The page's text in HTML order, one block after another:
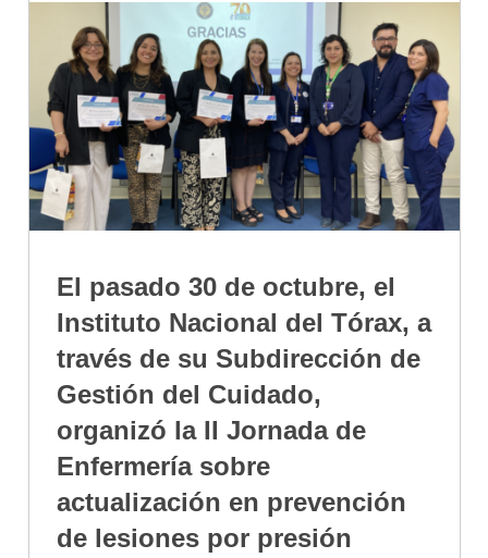
El pasado 30 de octubre, el
Instituto Nacional del Tórax, a
través de su Subdirección de
Gestión del Cuidado,
organizó la II Jornada de
Enfermería sobre
actualización en prevención
de lesiones por presión